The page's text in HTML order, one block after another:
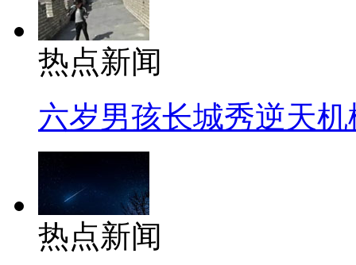
热点新闻
六岁男孩长城秀逆天机
热点新闻